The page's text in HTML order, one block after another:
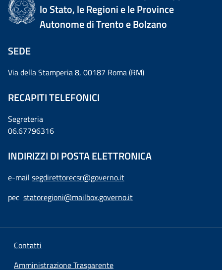
lo Stato, le Regioni e le Province
Autonome di Trento e Bolzano
SEDE
Via della Stamperia 8, 00187 Roma (RM)
RECAPITI TELEFONICI
Segreteria
06.67796316
INDIRIZZI DI POSTA ELETTRONICA
e-mail segdirettorecsr@governo.it
pec statoregioni@mailbox.governo.it
Contatti
Amministrazione Trasparente